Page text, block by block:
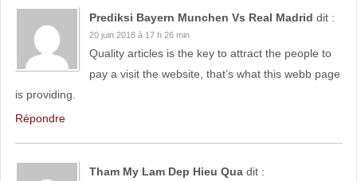
Prediksi Bayern Munchen Vs Real Madrid dit :
20 juin 2018 à 17 h 26 min
Quality articles is the key to attract tһe people to
pay a visit tһe website, tһat’s what this webb page
is providing.
Répondre
Tham My Lam Dep Hieu Qua dit :